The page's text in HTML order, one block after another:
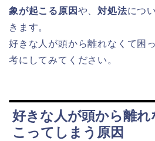
象が起こる原因 や、対処法につ
きます。
好きな人が頭から離れなくて困
考にしてみてください。
好きな人が頭から離れ
こってしまう原因